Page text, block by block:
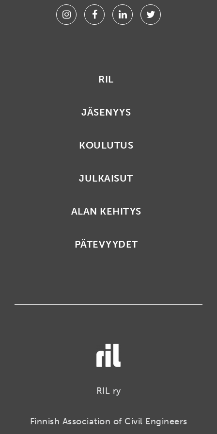
InstagramFacebookLinkedinTwitter
RIL
JÄSENYYS
KOULUTUS
JULKAISUT
ALAN KEHITYS
PÄTEVYYDET
RIL ry
Finnish Association of Civil Engineers